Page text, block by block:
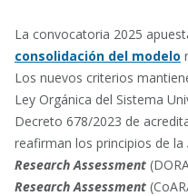
La convocatoria 2025
consolidación del modelo
Los nuevos criterios
Ley Orgánica del Sistema
Decreto 678/2023 de
reafirman los principios de la
Research Assessment
Research Assessment